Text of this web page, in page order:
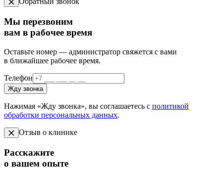
Мы перезвоним
вам в рабочее время
Оставьте номер — администратор свяжется с вами
в ближайшее рабочее время.
Телефон
Жду звонка
Нажимая «Жду звонка», вы соглашаетесь с политикой
обработки персональных данных.
Отзыв о клинике
Расскажите
о вашем опыте